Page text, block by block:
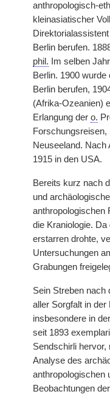
anthropologisch-
kleinasiatischer
Berlin berufen.
phil. Im selben
Berlin. 1900 wurde
Berlin berufen,
(Afrika-Ozeanien)
Erlangung der o.
Neuseeland. Nach
1915 in den USA.
Bereits kurz nach
und
anthropologischen
die Kraniologie.
erstarren drohte,
Untersuchungen
Grabungen
Sein Streben nach
aller Sorgfalt in der
insbesondere in
seit 1893
Sendschirli hervor,
Analyse des
anthropologischen
Beobachtungen